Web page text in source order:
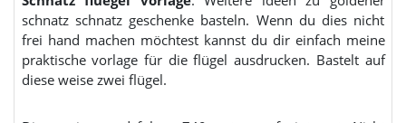
schnatz schnatz geschenke basteln. Wenn du dies nicht
frei hand machen möchtest kannst du dir einfach meine
praktische vorlage für die flügel ausdrucken. Bastelt auf
diese weise zwei flügel.